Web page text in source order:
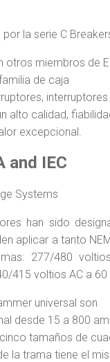
la serie C
otros miembros de
de caja
interruptores
alto calidad,
excepcional.
and IEC
Systems
han sido
aplicar a tanto
277/480
415 voltios AC a 60
universal son
desde 15 a 800
tamaños de
la trama tiene el